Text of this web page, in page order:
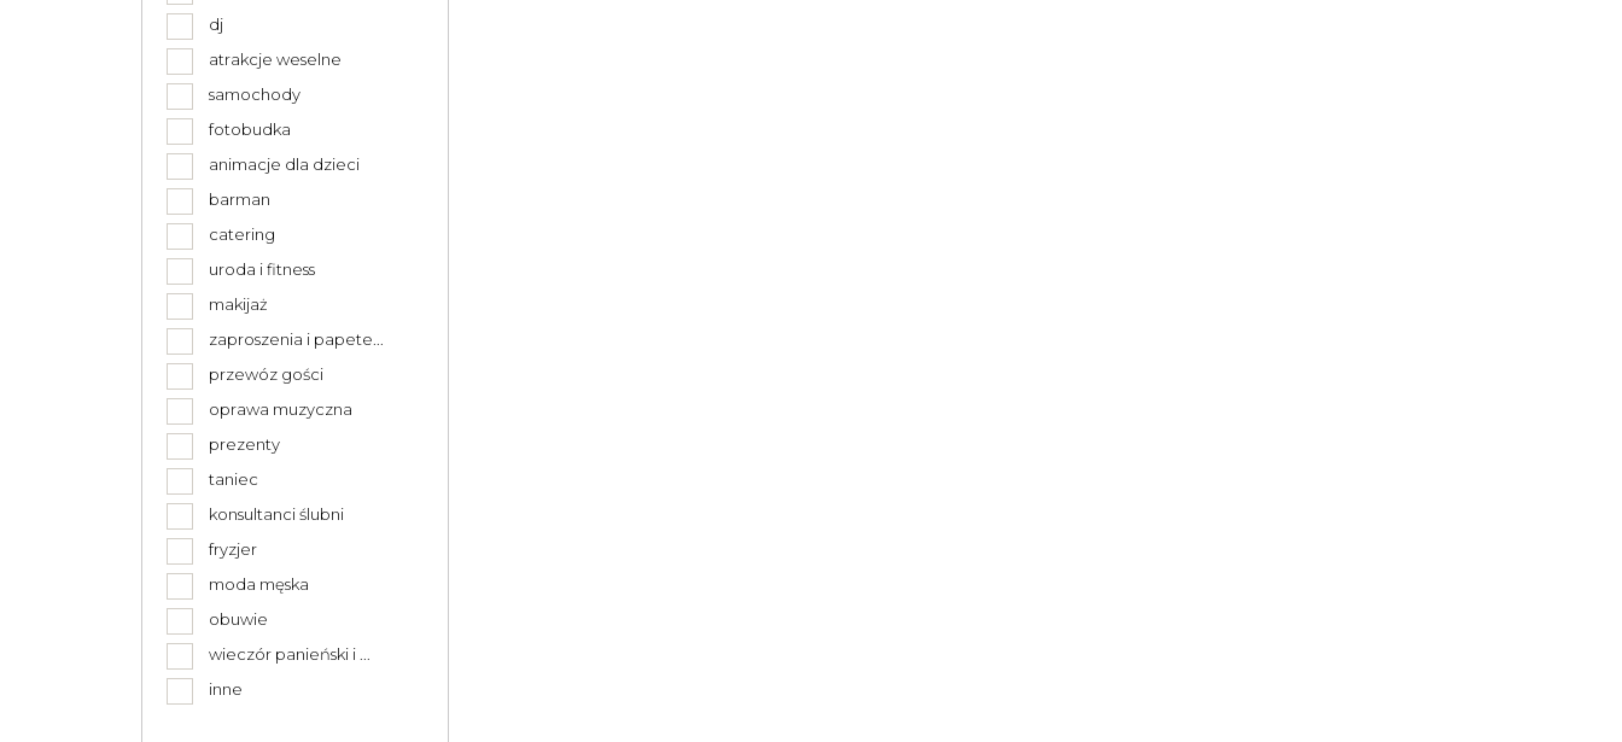
dj
atrakcje weselne
samochody
fotobudka
animacje dla dzieci
barman
catering
uroda i fitness
makijaż
zaproszenia i papete...
przewóz gości
oprawa muzyczna
prezenty
taniec
konsultanci ślubni
fryzjer
moda męska
obuwie
wieczór panieński i ...
inne